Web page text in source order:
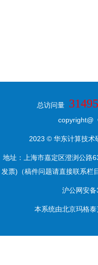
总访问量
copyright@
2023 © 华东计算技术
地址：上海市嘉定区澄浏公路
发票)（稿件问题请直接联系栏
沪公网安
本系统由北京玛格泰